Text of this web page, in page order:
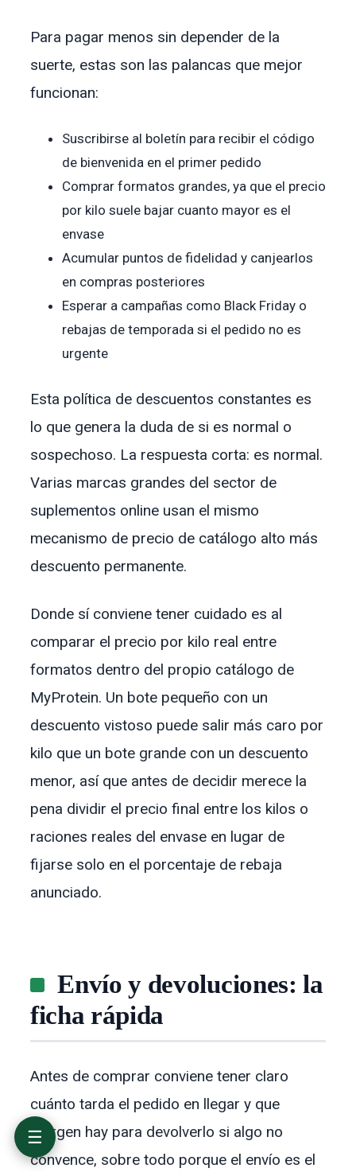
Para pagar menos sin depender de la
suerte, estas son las palancas que mejor
funcionan:
Suscribirse al boletín para recibir el código
de bienvenida en el primer pedido
Comprar formatos grandes, ya que el precio
por kilo suele bajar cuanto mayor es el
envase
Acumular puntos de fidelidad y canjearlos
en compras posteriores
Esperar a campañas como Black Friday o
rebajas de temporada si el pedido no es
urgente
Esta política de descuentos constantes es
lo que genera la duda de si es normal o
sospechoso. La respuesta corta: es normal.
Varias marcas grandes del sector de
suplementos online usan el mismo
mecanismo de precio de catálogo alto más
descuento permanente.
Donde sí conviene tener cuidado es al
comparar el precio por kilo real entre
formatos dentro del propio catálogo de
MyProtein. Un bote pequeño con un
descuento vistoso puede salir más caro por
kilo que un bote grande con un descuento
menor, así que antes de decidir merece la
pena dividir el precio final entre los kilos o
raciones reales del envase en lugar de
fijarse solo en el porcentaje de rebaja
anunciado.
Envío y devoluciones: la
ficha rápida
Antes de comprar conviene tener claro
cuánto tarda el pedido en llegar y que
margen hay para devolverlo si algo no
convence, sobre todo porque el envío es el
☰
Qué es MyProtein y qué vende
Nuestra valoración de MyProtein: resumen
Opiniones de clientes: lo que dicen en
Trustpilot y foros
MyProtein frente a otras marcas de
suplementos
Preguntas frecuentes sobre MyProtein